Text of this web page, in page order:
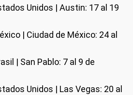
Unidos | Austin: 17 al 19
| Ciudad de México: 24 al
| San Pablo: 7 al 9 de
Unidos | Las Vegas: 20 al